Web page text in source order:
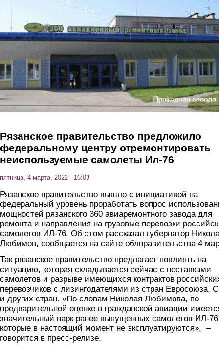
Перейти к основному содержанию
Рязанское правительство предложило
федеральному центру отремонтировать
неиспользуемые самолеты Ил-76
пятница, 4 марта, 2022 - 16:03
Рязанское правительство вышло с инициативой на
федеральный уровень проработать вопрос
мощностей рязанского 360 авиаремонтного завода для
ремонта и направления на грузовые перевозки
самолетов ИЛ-76. Об этом рассказал губернатор
Любимов, сообщается на сайте облправительства 4
Так рязанское правительство предлагает повлиять на
ситуацию, которая складывается сейчас с поставками
самолетов и разрыве имеющихся контрактов
перевозчиков с лизингодателями из стран Евросоюза,
и других стран. «По словам Николая Любимова, по
предварительной оценке в гражданской авиации
значительный парк ранее выпущенных самолетов ИЛ-
которые в настоящий момент не эксплуатируются», –
говорится в пресс-релизе.